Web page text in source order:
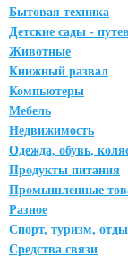
Бытовая техника
Детские сады -
Животные
Книжный развал
Компьютеры
Мебель
Недвижимость
Одежда, обувь,
Продукты питания
Промышленные
Разное
Спорт, туризм,
Средства связи